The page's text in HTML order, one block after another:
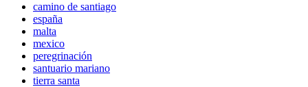
camino de santiago
españa
malta
mexico
peregrinación
santuario mariano
tierra santa